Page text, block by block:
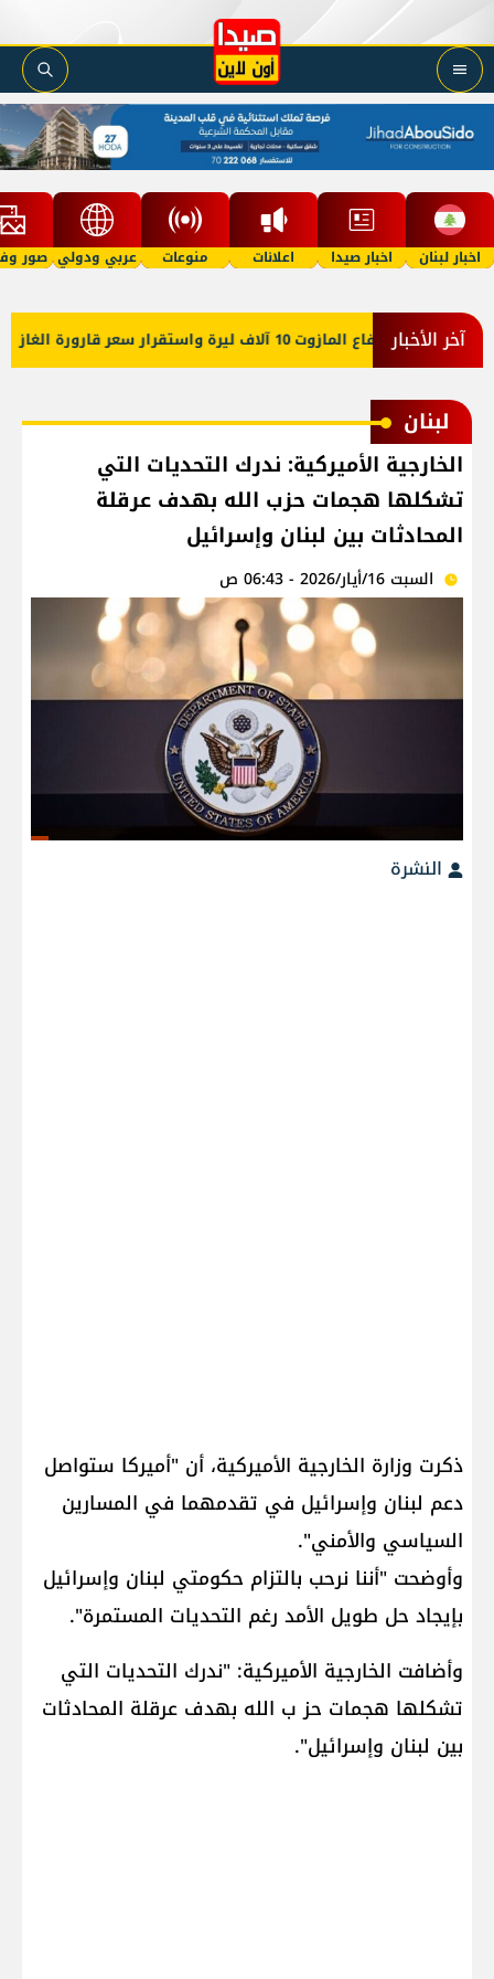
اخبار لبنان اخبار صيدا اعلانات منوعات عربي ودولي صور
آخر الأخبار
لبنان
الخارجية الأميركية: ندرك التحديات التي
تشكلها هجمات حزب الله بهدف عرقلة
المحادثات بين لبنان وإسرائيل
السبت 16/أيار/2026 - 06:43 ص
النشرة
ذكرت ​وزارة الخارجية الأميركية​، أن "أميركا ستواصل
دعم ​لبنان​ و​إسرائيل​ في تقدمهما في المسارين
السياسي والأمني".
وأوضحت "أننا نرحب بالتزام حكومتي لبنان وإسرائيل
بإيجاد حل طويل الأمد رغم التحديات المستمرة".
وأضافت الخارجية الأميركية: "ندرك التحديات التي
تشكلها هجمات حز ب الله بهدف عرقلة المحادثات
بين لبنان وإسرائيل".